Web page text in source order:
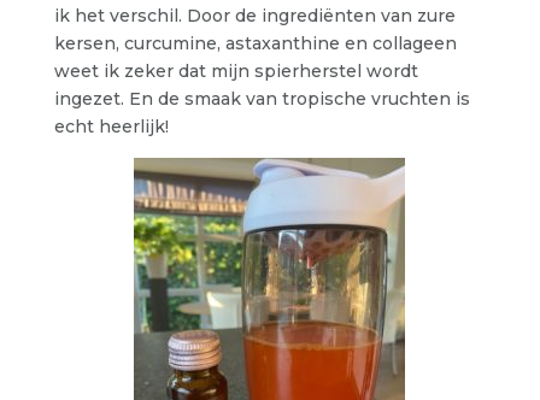
ik het verschil. Door de ingrediënten van zure
kersen, curcumine, astaxanthine en collageen
weet ik zeker dat mijn spierherstel wordt
ingezet. En de smaak van tropische vruchten is
echt heerlijk!